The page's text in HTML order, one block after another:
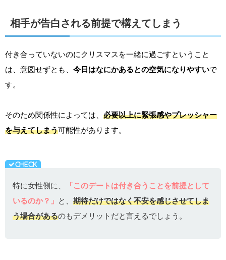
相手が告白される前提で構えてしまう
付き合っていないのにクリスマスを一緒に過ごすということ
は、意図せずとも、 今日はなにかあるとの空気になりやすいで
す。
そのため関係性によっては、 必要以上に緊張感やプレッシャー
を与えてしまう可能性があります。
特に女性側に、
「このデートは付き合うことを前提として
いるのか？」 と、 期待だけではなく不安を感じさせてしま
う場合があるのもデメリットだと言えるでしょう。